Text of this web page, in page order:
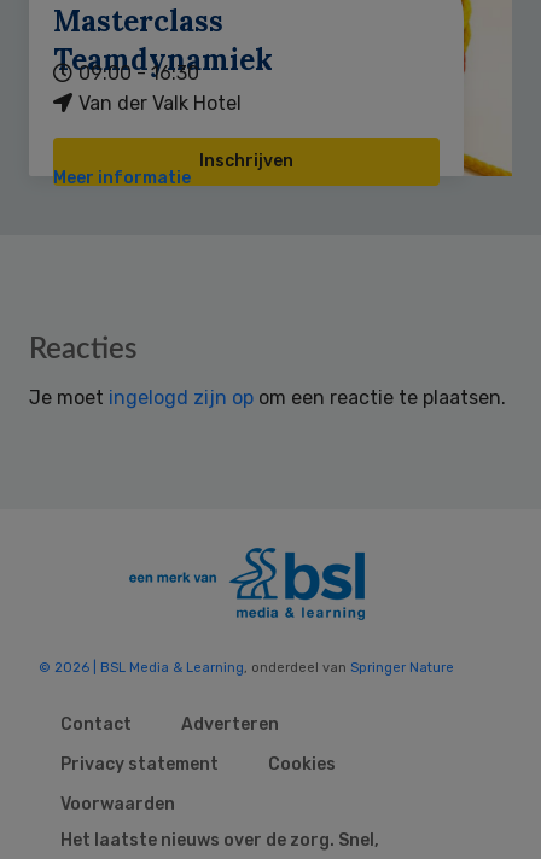
Masterclass
Teamdynamiek
09:00 - 16:30
Van der Valk Hotel
Inschrijven
Meer informatie
Reader
Reacties
Je moet ingelogd zijn op om een reactie te plaatsen.
© 2026 | BSL Media & Learning , onderdeel van Springer Nature
Contact
Adverteren
Privacy statement
Cookies
Voorwaarden
Het laatste nieuws over de zorg. Snel,